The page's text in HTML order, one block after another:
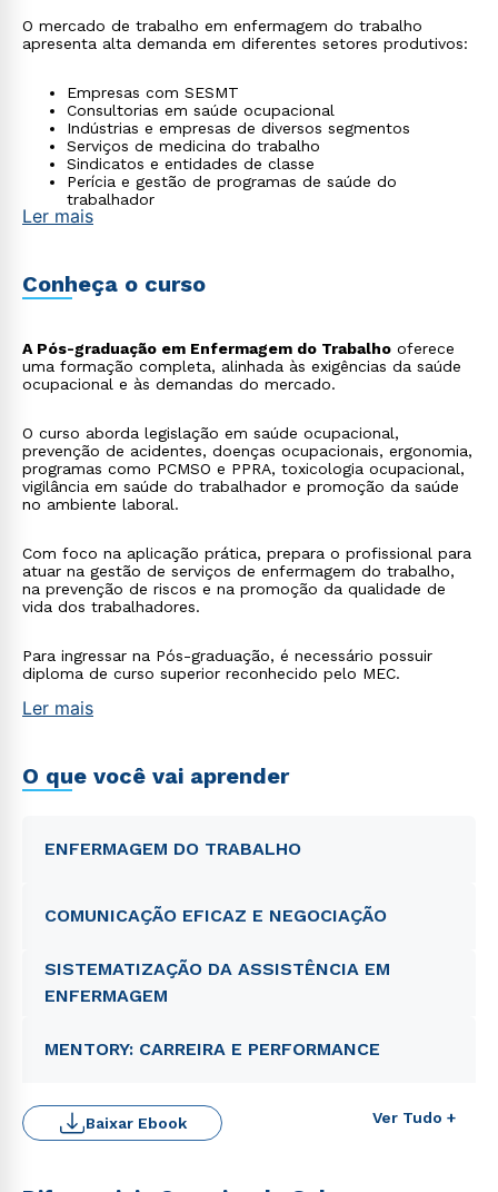
O mercado de trabalho em enfermagem do trabalho
apresenta alta demanda em diferentes setores produtivos:
Empresas com SESMT
Consultorias em saúde ocupacional
Indústrias e empresas de diversos segmentos
Serviços de medicina do trabalho
Sindicatos e entidades de classe
Perícia e gestão de programas de saúde do
trabalhador
Ler mais
Conheça o curso
A Pós-graduação em Enfermagem do Trabalho oferece
uma formação completa, alinhada às exigências da saúde
ocupacional e às demandas do mercado.
O curso aborda legislação em saúde ocupacional,
prevenção de acidentes, doenças ocupacionais, ergonomia,
programas como PCMSO e PPRA, toxicologia ocupacional,
vigilância em saúde do trabalhador e promoção da saúde
no ambiente laboral.
Com foco na aplicação prática, prepara o profissional para
atuar na gestão de serviços de enfermagem do trabalho,
na prevenção de riscos e na promoção da qualidade de
vida dos trabalhadores.
Para ingressar na Pós-graduação, é necessário possuir
diploma de curso superior reconhecido pelo MEC.
Ler mais
O que você vai aprender
ENFERMAGEM DO TRABALHO
COMUNICAÇÃO EFICAZ E NEGOCIAÇÃO
SISTEMATIZAÇÃO DA ASSISTÊNCIA EM
ENFERMAGEM
MENTORY: CARREIRA E PERFORMANCE
Ver Tudo +
Baixar Ebook